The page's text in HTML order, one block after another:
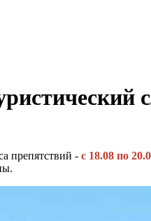
препятствий - с 18.08 по